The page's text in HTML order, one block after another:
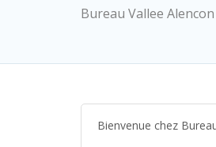
Bureau Vallee
Bienvenue chez